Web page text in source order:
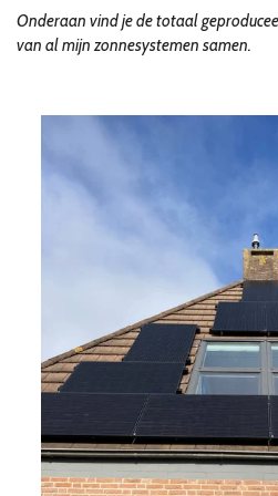
Onderaan vind je de totaal
van al mijn zonnesystemen samen.